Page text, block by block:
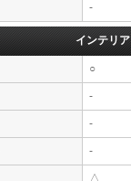
-
インテリア
○
-
-
-
△